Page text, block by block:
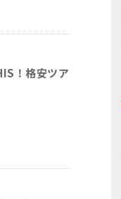
！格安ツア